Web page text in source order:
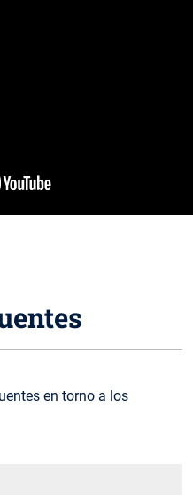
en torno a los